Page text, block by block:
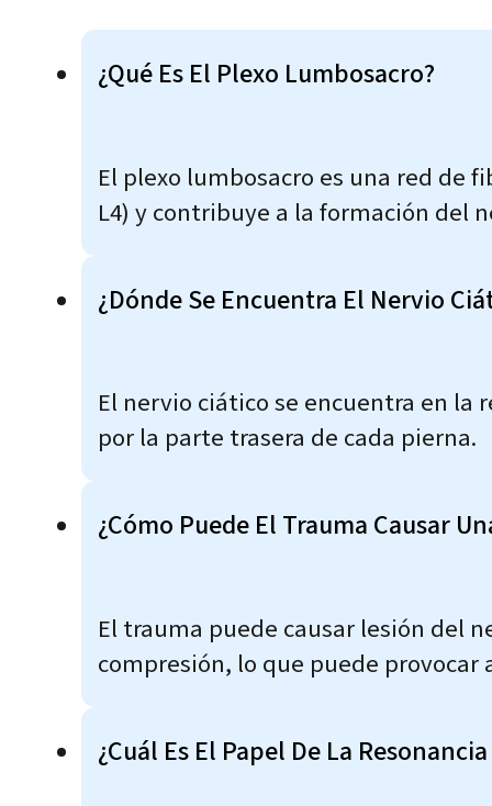
¿Qué Es El Plexo Lumbosacro?
El plexo lumbosacro es una red de
L4) y contribuye a la formación del
¿Dónde Se Encuentra El Nervio
El nervio ciático se encuentra en la
por la parte trasera de cada pierna.
¿Cómo Puede El Trauma Causar
El trauma puede causar lesión del
compresión, lo que puede
¿Cuál Es El Papel De La